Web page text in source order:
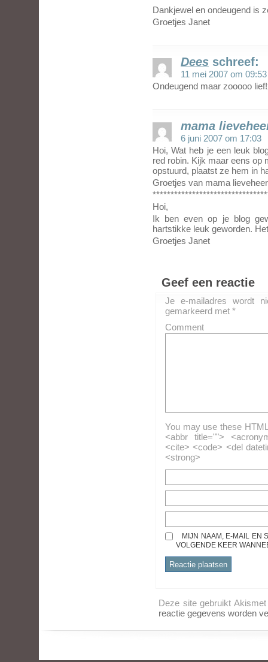
Dankjewel en ondeugend is
Groetjes Janet
Dees schreef:
11 mei 2007 om 09:53
Ondeugend maar zooooo
mama
6 juni 2007 om 17:03
Hoi, Wat heb je een leuk
red robin. Kijk maar eens op
opstuurd, plaatst ze hem in
Groetjes van mama
Hoi,
Ik ben even op je blog
hartstikke leuk geworden.
Groetjes Janet
Geef een reactie
Je e-mailadres wordt
gemarkeerd met *
Comment
You may use these
<abbr title="">
<cite> <code> <del
<strong>
MIJN NAAM, E-MAIL EN
VOLGENDE KEER
Deze site gebruikt
reactie gegevens worden